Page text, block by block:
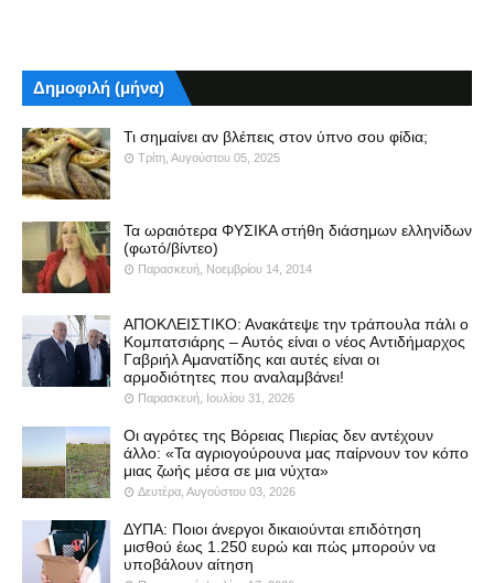
Δημοφιλή (μήνα)
Τι σημαίνει αν βλέπεις στον ύπνο σου φίδια;
Τρίτη, Αυγούστου 05, 2025
Τα ωραιότερα ΦΥΣΙΚΑ στήθη διάσημων ελληνίδων
(φωτό/βίντεο)
Παρασκευή, Νοεμβρίου 14, 2014
ΑΠΟΚΛΕΙΣΤΙΚΟ: Ανακάτεψε την τράπουλα πάλι ο
Κομπατσιάρης – Αυτός είναι ο νέος Αντιδήμαρχος
Γαβριήλ Αμανατίδης και αυτές είναι οι
αρμοδιότητες που αναλαμβάνει!
Παρασκευή, Ιουλίου 31, 2026
Οι αγρότες της Βόρειας Πιερίας δεν αντέχουν
άλλο: «Τα αγριογούρουνα μας παίρνουν τον κόπο
μιας ζωής μέσα σε μια νύχτα»
Δευτέρα, Αυγούστου 03, 2026
ΔΥΠΑ: Ποιοι άνεργοι δικαιούνται επιδότηση
μισθού έως 1.250 ευρώ και πώς μπορούν να
υποβάλουν αίτηση